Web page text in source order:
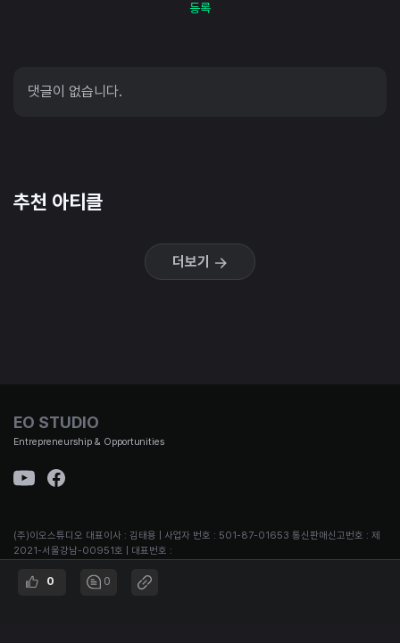
등록
댓글이 없습니다.
추천 아티클
더보기
0 0
EO STUDIO
Entrepreneurship & Opportunities
(주)이오스튜디오 대표이사 : 김태용 | 사업자 번호 : 501-87-01653 통신판매신고번호 : 제
2021-서울강남-00951호 | 대표번호 :